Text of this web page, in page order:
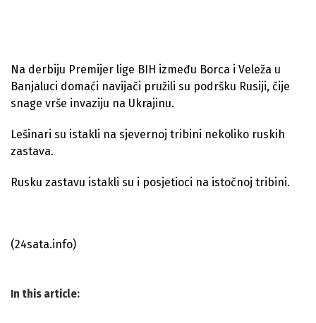
Na derbiju Premijer lige BIH između Borca i Veleža u
Banjaluci domaći navijači pružili su podršku Rusiji, čije
snage vrše invaziju na Ukrajinu.
Lešinari su istakli na sjevernoj tribini nekoliko ruskih
zastava.
Rusku zastavu istakli su i posjetioci na istočnoj tribini.
(24sata.info)
In this article: